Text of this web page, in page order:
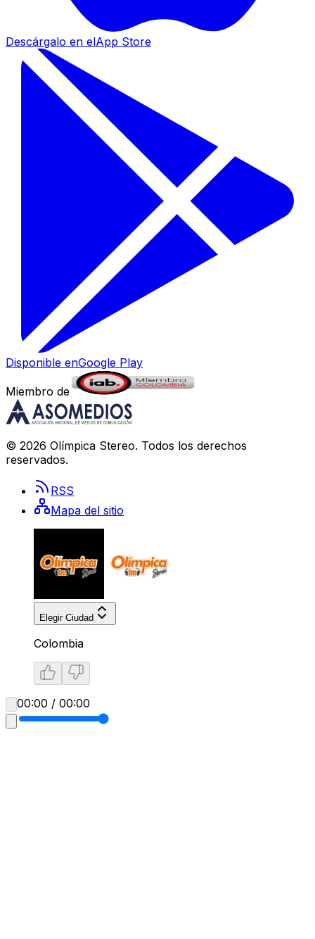
Descárgalo en elApp Store
Disponible enGoogle Play
Miembro de
© 2026 Olímpica Stereo. Todos los derechos
reservados.
RSS
Mapa del sitio
Elegir Ciudad
Colombia
00:00 / 00:00